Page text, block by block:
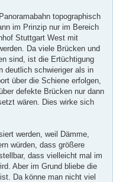
topographisch
im Prinzip nur im Bereich
Stuttgart West mit
Da viele Brücken und
sind, ist die Ertüchtigung
deutlich schwieriger als in
über die Schiene erfolgen,
defekte Brücken nur dann
wären. Dies wirke sich
werden, weil Dämme,
würden, dass größere
dass vielleicht mal im
Aber im Grund bliebe die
Da könne man nicht viel